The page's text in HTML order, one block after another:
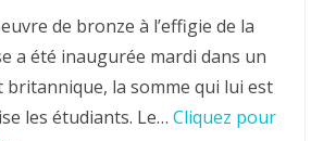
de bronze à l’effigie de la
a été inaugurée mardi dans un
britannique, la somme qui lui est
les étudiants. Le… Cliquez pour